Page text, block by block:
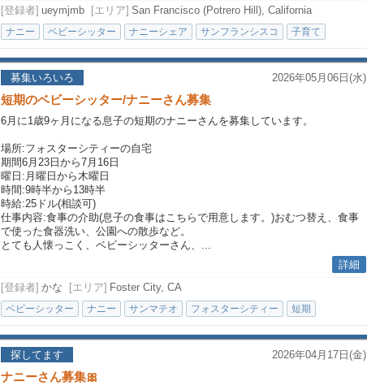
[登録者] ueymjmb [エリア] San Francisco (Potrero Hill), California
ナニー ベビーシッター ナニーシェア サンフランシスコ 子育て
募集いろいろ 2026年05月06日(水)
短期のベビーシッター/ナニーさん募集
6月に1歳9ヶ月になる息子の短期のナニーさんを募集しています。
場所:フォスターシティーの自宅
期間6月23日から7月16日
曜日:月曜日から木曜日
時間:9時半から13時半
時給:25ドル(相談可)
仕事内容:食事の介助(息子の食事はこちらで用意します。)おむつ替え、食事
で使った食器洗い、公園への散歩など。
とても人懐っこく、ベビーシッターさん、...
詳細
[登録者] かな [エリア] Foster City, CA
ベビーシッター ナニー サンマテオ フォスターシティー 短期
探してます 2026年04月17日(金)
ナニーさん募集🎀